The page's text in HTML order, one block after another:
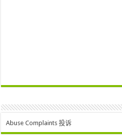
Abuse Complaints 投诉